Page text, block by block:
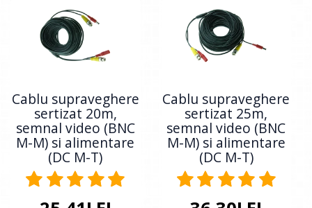
Cablu supraveghere
sertizat 20m,
semnal video (BNC
M-M) si alimentare
(DC M-T)
Cablu supraveghere
sertizat 25m,
semnal video (BNC
M-M) si alimentare
(DC M-T)